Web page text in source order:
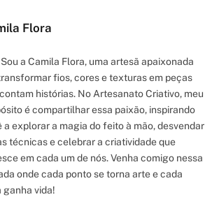
Flora
a Camila Flora, uma artesã apaixonada
fios, cores e texturas em peças
histórias. No Artesanato Criativo, meu
é compartilhar essa paixão, inspirando
a explorar a magia do feito à mão, desvendar
técnicas e celebrar a criatividade que
em cada um de nós. Venha comigo nessa
onde cada ponto se torna arte e cada
ganha vida!